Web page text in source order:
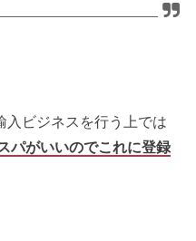
入ビジネスを行う上では
パがいいのでこれに登録